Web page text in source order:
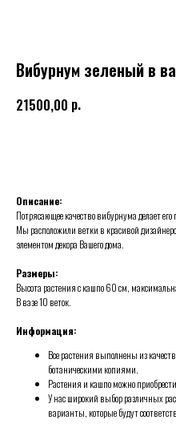
Вибурнум зеленый в
21500,00 р.
Описание:
Потрясающее качество вибурнума делает
Мы расположили ветки в красивой
элементом декора Вашего дома.
Размеры:
Высота растения с кашпо 60 см,
В вазе 10 веток.
Информация:
Все растения выполнены из
ботаническими копиями.
Растения и кашпо можно
У нас широкий выбор различных
варианты, которые будут